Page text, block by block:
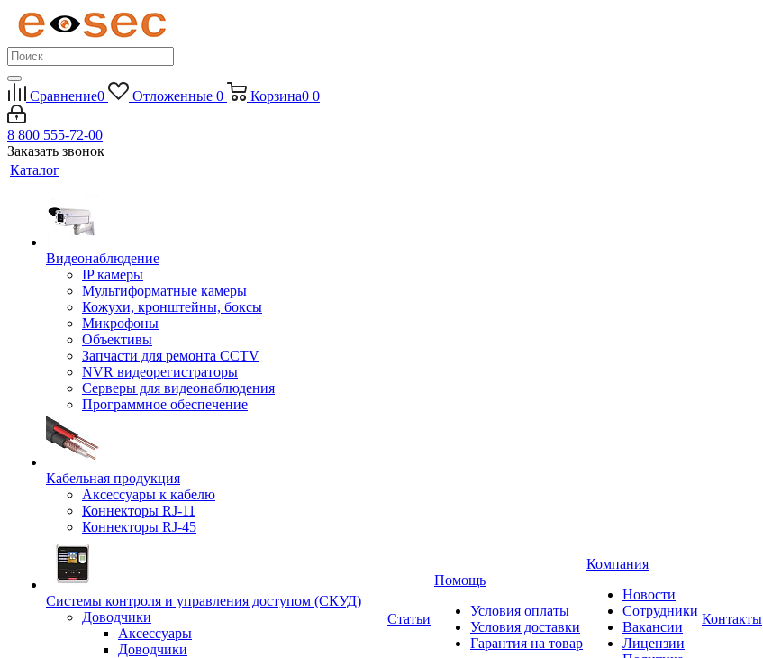
Сравнение0 Отложенные 0 Корзина0 0
8 800 555-72-00
Заказать звонок
Каталог
Видеонаблюдение
IP камеры
Мультиформатные камеры
Кожухи, кронштейны, боксы
Микрофоны
Объективы
Запчасти для ремонта CCTV
NVR видеорегистраторы
Серверы для видеонаблюдения
Программное обеспечение
Кабельная продукция
Аксессуары к кабелю
Коннекторы RJ-11
Коннекторы RJ-45
Системы контроля и управления доступом (СКУД)
Доводчики
Аксессуары
Доводчики
Статьи
Помощь
Условия оплаты
Условия доставки
Гарантия на товар
Компания
Новости
Сотрудники
Вакансии
Лицензии
Контакты